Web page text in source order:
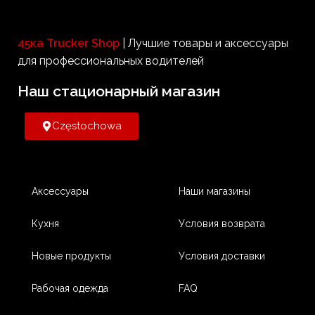
продукты Volt с высокой
выходной мощностью до 1000
Вт, которые также обеспечат
питание для требовательных
устройств.
45ка Trucker Shop | Лучшие товары и аксессуары
для профессиональных водителей
Наш стационарный магазин​
Częstochowa
Аксессуары
Кухня
Новые продукты
Рабочая одежда
Наши магазины
Условия возврата
Условия доставки
FAQ